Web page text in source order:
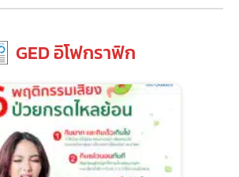
GED อิโฟกราฟิก